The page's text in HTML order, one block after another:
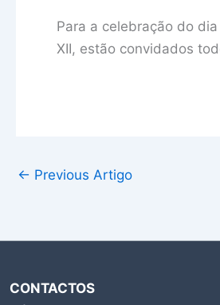
Para a celebração do
XII, estão convidados
← Previous Artigo
CONTACTOS